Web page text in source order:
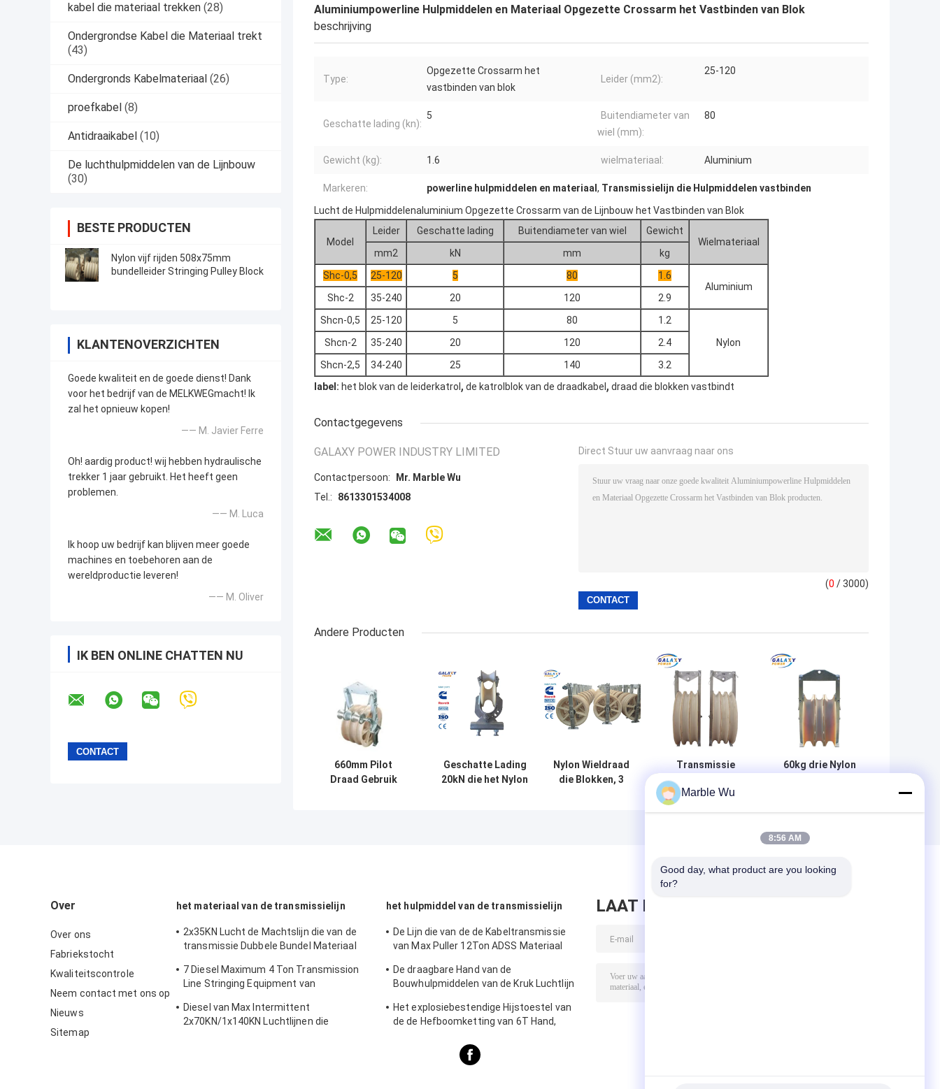
kabel die materiaal trekken (28)
Ondergrondse Kabel die Materiaal trekt
(43)
Ondergronds Kabelmateriaal (26)
proefkabel (8)
Antidraaikabel (10)
De luchthulpmiddelen van de Lijnbouw
(30)
BESTE PRODUCTEN
Nylon vijf rijden 508x75mm
bundelleider Stringing Pulley Block
KLANTENOVERZICHTEN
Goede kwaliteit en de goede dienst! Dank
voor het bedrijf van de MELKWEGmacht! Ik
zal het opnieuw kopen!
—— M. Javier Ferre
Oh! aardig product! wij hebben hydraulische
trekker 1 jaar gebruikt. Het heeft geen
problemen.
—— M. Luca
Ik hoop uw bedrijf kan blijven meer goede
machines en toebehoren aan de
wereldproductie leveren!
—— M. Oliver
IK BEN ONLINE CHATTEN NU
Aluminiumpowerline Hulpmiddelen en Materiaal Opgezette Crossarm het Vastbinden van Blok
beschrijving
Type:
Opgezette Crossarm het
vastbinden van blok
Leider (mm2):
25-120
Geschatte lading (kn):
5
Buitendiameter van
wiel (mm):
80
Gewicht (kg): 1.6 wielmateriaal: Aluminium
Markeren: powerline hulpmiddelen en materiaal , Transmissielijn die Hulpmiddelen vastbinden
Lucht de Hulpmiddelenaluminium Opgezette Crossarm van de Lijnbouw het Vastbinden van Blok
Model
Leider Geschatte lading Buitendiameter van wiel
Gewicht
Wielmateriaal
mm2
kN mm
kg
Shc-0,5
25-120 5 80
1.6
Aluminium
Shc-2
35-240 20 120
2.9
Shcn-0,5
25-120 5 80
1.2
Nylon
Shcn-2 35-240 20 120
2.4
Shcn-2,5
34-240 25 140
3.2
label: het blok van de leiderkatrol , de katrolblok van de draadkabel , draad die blokken vastbindt
Contactgegevens
GALAXY POWER INDUSTRY LIMITED
Contactpersoon:
Mr. Marble Wu
Tel.:
8613301534008
Direct Stuur uw aanvraag naar ons
(0 / 3000)
Andere Producten
660mm Pilot
Draad Gebruik
Geschatte Lading
20kN die het Nylon
Nylon Wieldraad
die Blokken, 3
Transmissie
Luchtlijn die met
drie wielen
60kg drie Nylon
Over
Over ons
Fabriekstocht
Kwaliteitscontrole
Neem contact met ons op
Nieuws
Sitemap
het materiaal van de transmissielijn
2x35KN Lucht de Machtslijn die van de
transmissie Dubbele Bundel Materiaal
7 Diesel Maximum 4 Ton Transmission
Line Stringing Equipment van
Diesel van Max Intermittent
2x70KN/1x140KN Luchtlijnen die
het hulpmiddel van de transmissielijn
De Lijn die van de de Kabeltransmissie
van Max Puller 12Ton ADSS Materiaal
De draagbare Hand van de
Bouwhulpmiddelen van de Kruk Luchtlijn
Het explosiebestendige Hijstoestel van
de de Hefboomketting van 6T Hand,
het Hijstoestel van de Palhefboom
LAAT BERICHT ACHTER
Marble Wu
8:56 AM
Good day, what product are you looking
for?